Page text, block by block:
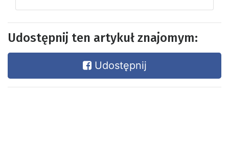
Udostępnij ten artykuł znajomym:
Udostępnij